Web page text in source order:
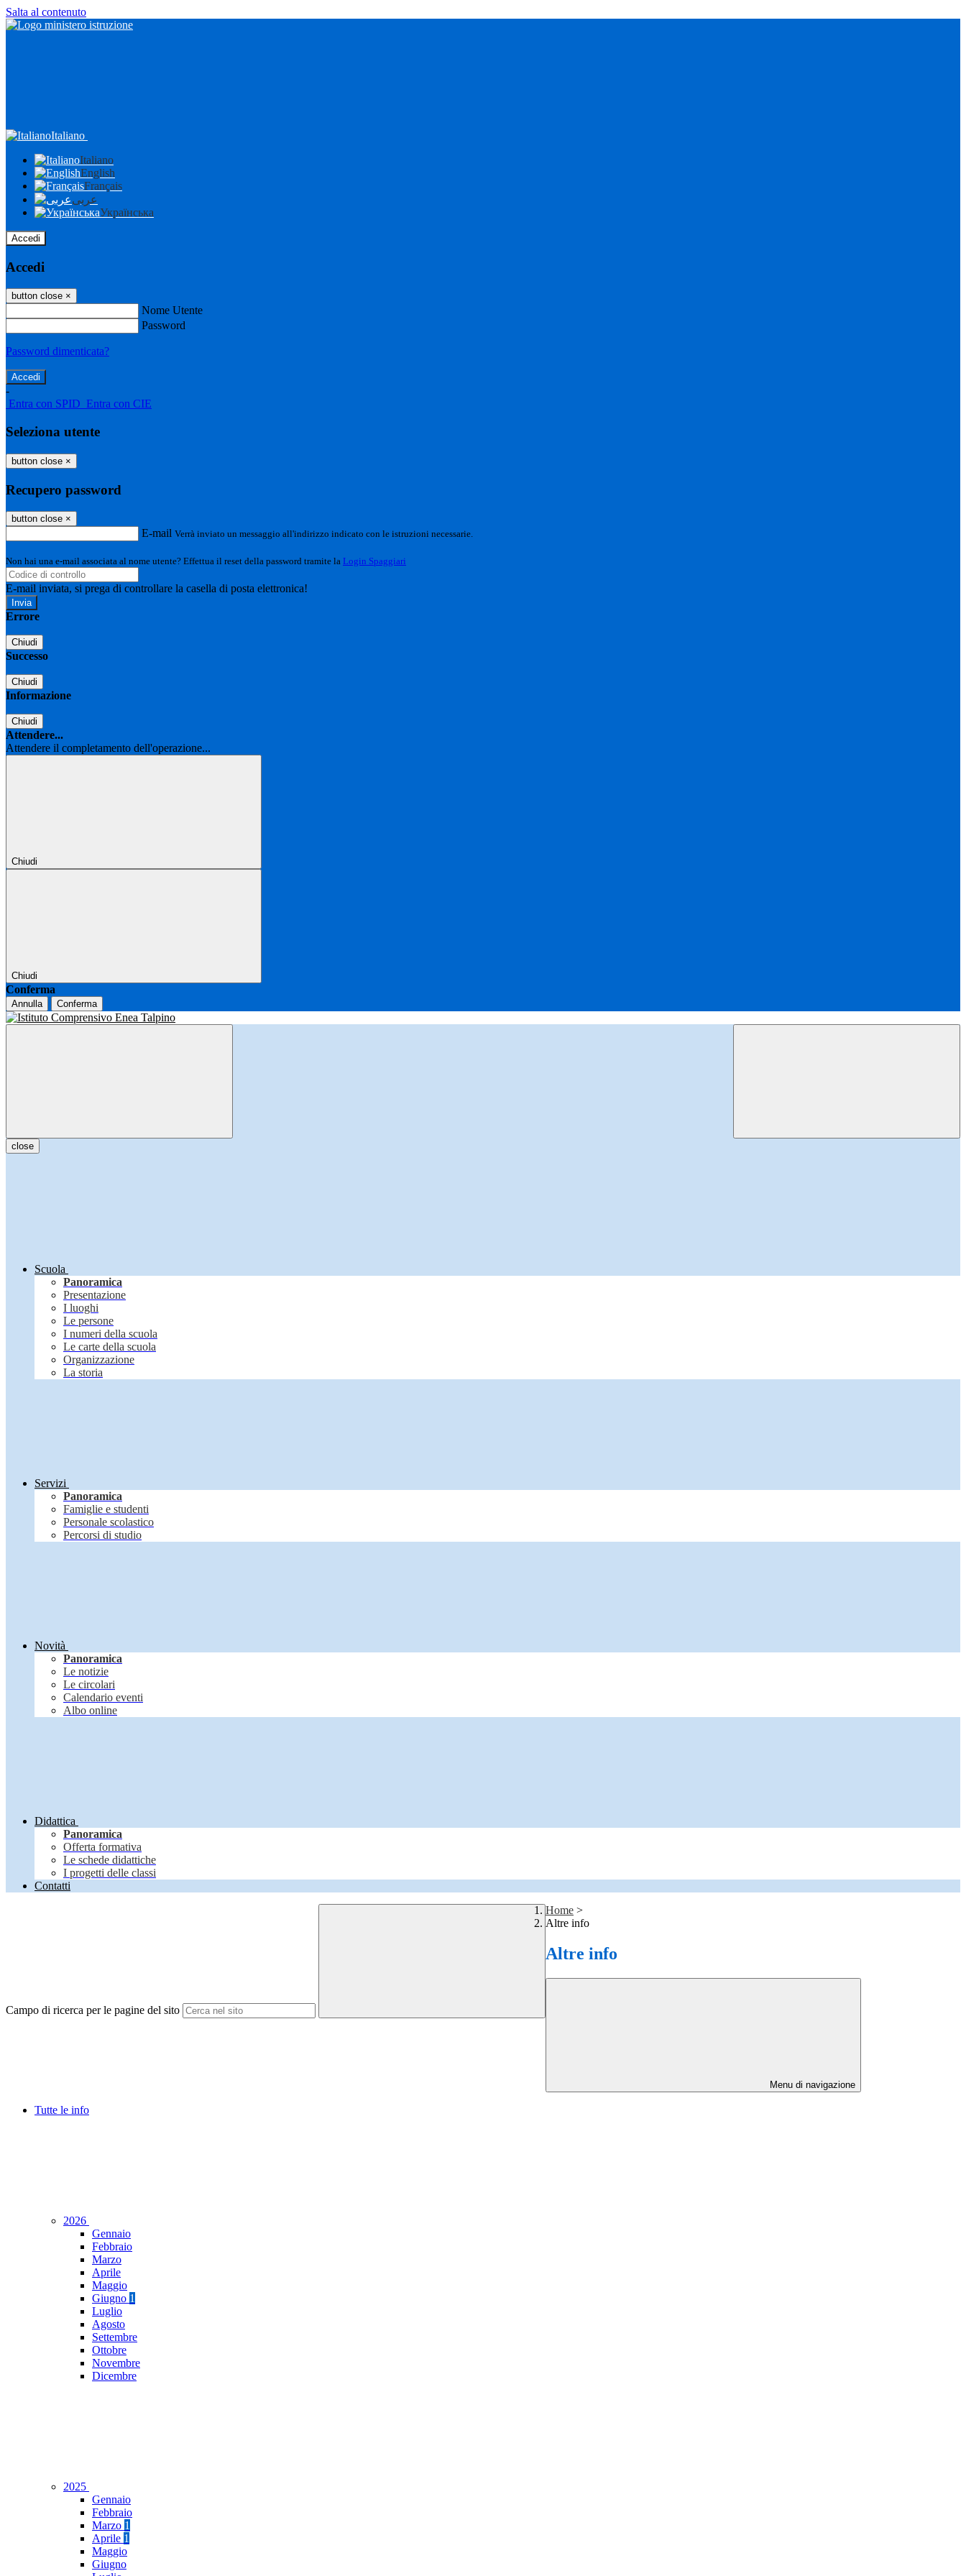
Salta al contenuto
Italiano
Italiano
English
Français
عربى
Українська
Accedi
Accedi
button close ×
Nome Utente
Password
Password dimenticata?
-
Entra con SPID Entra con CIE
Seleziona utente
button close ×
Recupero password
button close ×
E-mail Verrà inviato un messaggio all'indirizzo indicato con le istruzioni necessarie.
Non hai una e-mail associata al nome utente? Effettua il reset della password tramite la Login Spaggiari
E-mail inviata, si prega di controllare la casella di posta elettronica!
Errore
Chiudi
Successo
Chiudi
Informazione
Chiudi
Attendere...
Attendere il completamento dell'operazione...
Chiudi
Chiudi
Conferma
Annulla Conferma
close
Scuola
Panoramica
Presentazione
I luoghi
Le persone
I numeri della scuola
Le carte della scuola
Organizzazione
La storia
Servizi
Panoramica
Famiglie e studenti
Personale scolastico
Percorsi di studio
Novità
Panoramica
Le notizie
Le circolari
Calendario eventi
Albo online
Didattica
Panoramica
Offerta formativa
Le schede didattiche
I progetti delle classi
Contatti
Campo di ricerca per le pagine del sito
Home >
Altre info
Altre info
Menu di navigazione
Tutte le info
2026
Gennaio
Febbraio
Marzo
Aprile
Maggio
Giugno 1
Luglio
Agosto
Settembre
Ottobre
Novembre
Dicembre
2025
Gennaio
Febbraio
Marzo 1
Aprile 1
Maggio
Giugno